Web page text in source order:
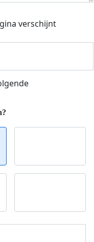
verhoogd
verschijnt